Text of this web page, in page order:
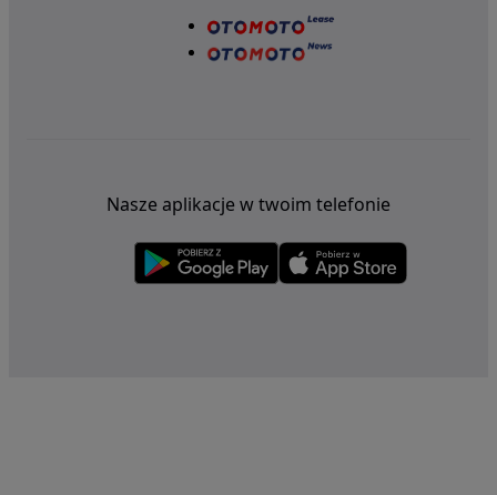
Nasze aplikacje w twoim telefonie